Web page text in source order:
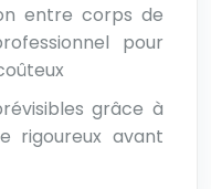
entre corps de
pour
grâce à
rigoureux avant